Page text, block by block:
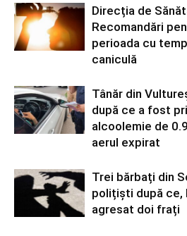
Direcția de
Recomandări
perioada cu
caniculă
Tânăr din
după ce a fost
alcoolemie de
aerul expirat
Trei bărbați din
polițiști după ce,
agresat doi frați